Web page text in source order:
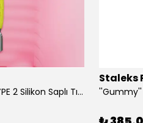
''Gummy'' UNIQ 10 TYPE 2 Silikon Saplı Tırnak Eti İtici (Dar Yuvarlak + Yamuk İtici)
Staleks